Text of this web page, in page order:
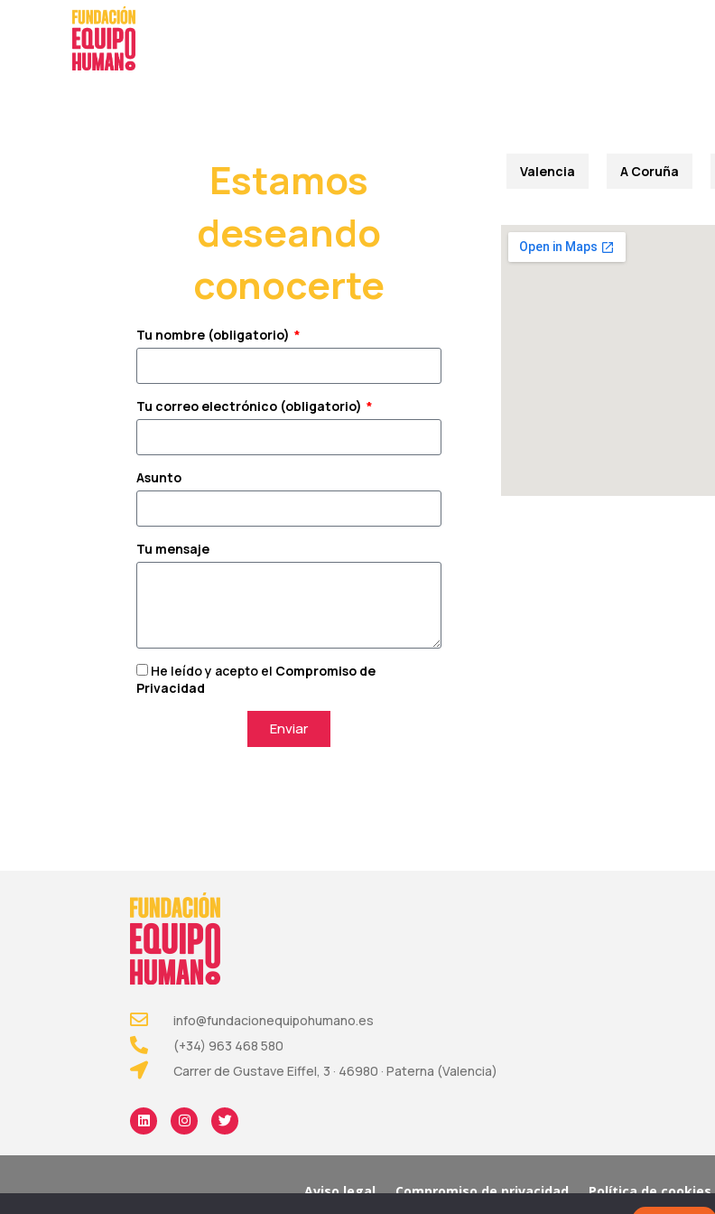
Estamos
deseando
conocerte
Tu nombre (obligatorio)
Tu correo electrónico (obligatorio)
Asunto
Tu mensaje
He leído y acepto el Compromiso de
Privacidad
Enviar
Valencia A Coruña
info@fundacionequipohumano.es
(+34) 963 468 580
Carrer de Gustave Eiffel, 3 · 46980 · Paterna (Valencia)
Aviso legal Compromiso de privacidad Política de cookies